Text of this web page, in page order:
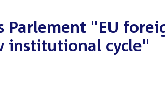
Parlement "EU
institutional cycle"